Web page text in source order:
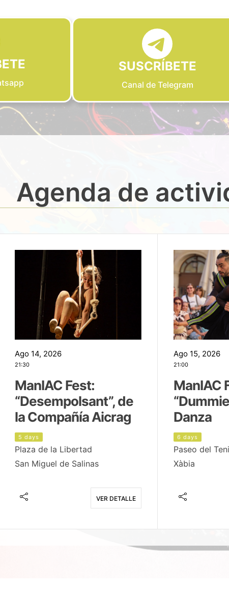
SUSCRÍBETE
Canal de Telegram
Agenda de
Ago 14, 2026
21:30
ManIAC Fest:
“Desempolsant”, de
la Compañía Aicrag
5 days
Plaza de la Libertad
San Miguel de Salinas
VER DETALLE
Ago 15, 2026
21:00
ManIAC
Danza
6 days
Paseo del
Xàbia